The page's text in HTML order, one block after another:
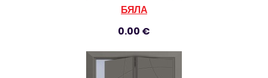
БЯЛА
0.00 €